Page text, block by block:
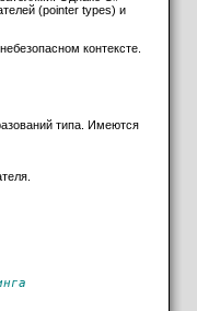
(pointer types) и
контексте.
типа. Имеются